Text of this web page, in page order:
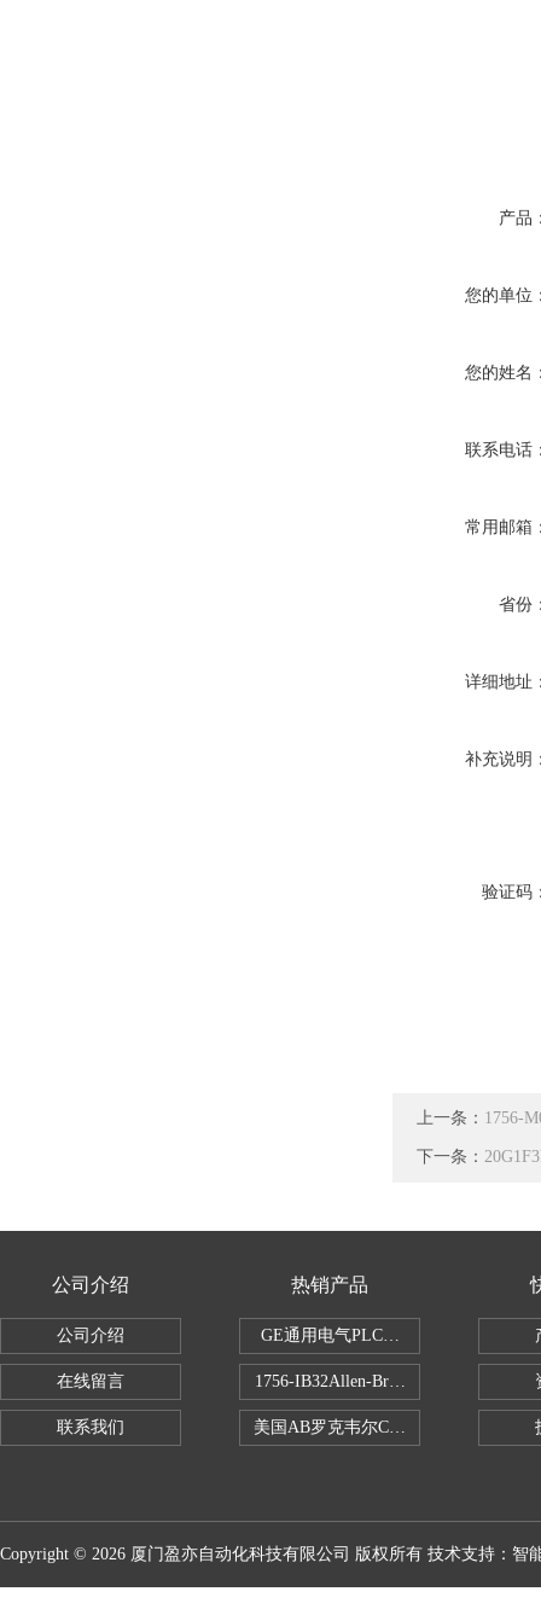
产品
您的单位
您的姓名
联系电话
常用邮箱
省份
详细地址
补充说明
验证码
上一条： 1756-
下一条：
公司介绍
公司介绍
在线留言
联系我们
热销产品
GE通用电气PLC控制器
1756-IB32Allen-Bradley1756IB32数字
美国AB罗克韦尔CPU处理器
Copyright © 2026 厦门盈亦自动化科技有限公司 版权所有 技术支持： 智